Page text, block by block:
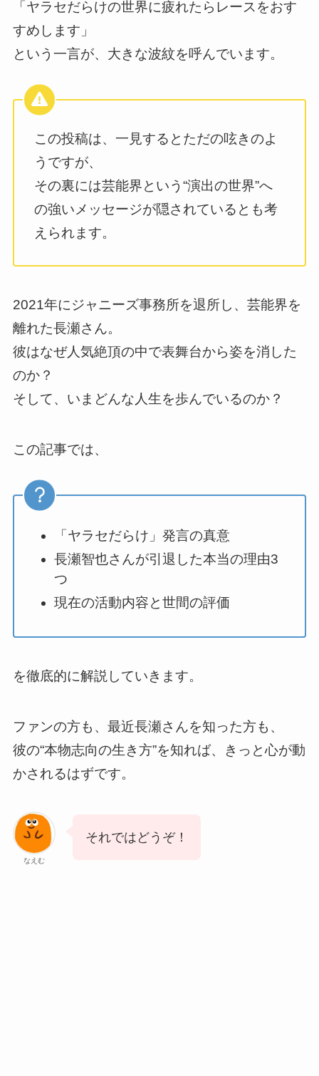
「ヤラセだらけの世界に疲れたらレースをおす
すめします」
という一言が、大きな波紋を呼んでいます。
この投稿は、一見するとただの呟きのよ
うですが、
その裏には芸能界という“演出の世界”へ
の強いメッセージが隠されているとも考
えられます。
2021年にジャニーズ事務所を退所し、芸能界を
離れた長瀬さん。
彼はなぜ人気絶頂の中で表舞台から姿を消した
のか？
そして、いまどんな人生を歩んでいるのか？
この記事では、
「ヤラセだらけ」発言の真意
長瀬智也さんが引退した本当の理由3
つ
現在の活動内容と世間の評価
を徹底的に解説していきます。
ファンの方も、最近長瀬さんを知った方も、
彼の“本物志向の生き方”を知れば、きっと心が動
かされるはずです。
なえむ
それではどうぞ！